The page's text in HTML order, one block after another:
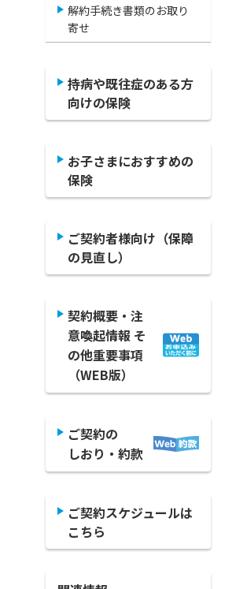
解約手続き書類のお取り
寄せ
持病や既往症のある方
向けの保険
お子さまにおすすめの
保険
ご契約者様向け（保障
の見直し）
契約概要・注
意喚起情報 そ
の他重要事項
（WEB版）
ご契約の
しおり・約款
ご契約スケジュールは
こちら